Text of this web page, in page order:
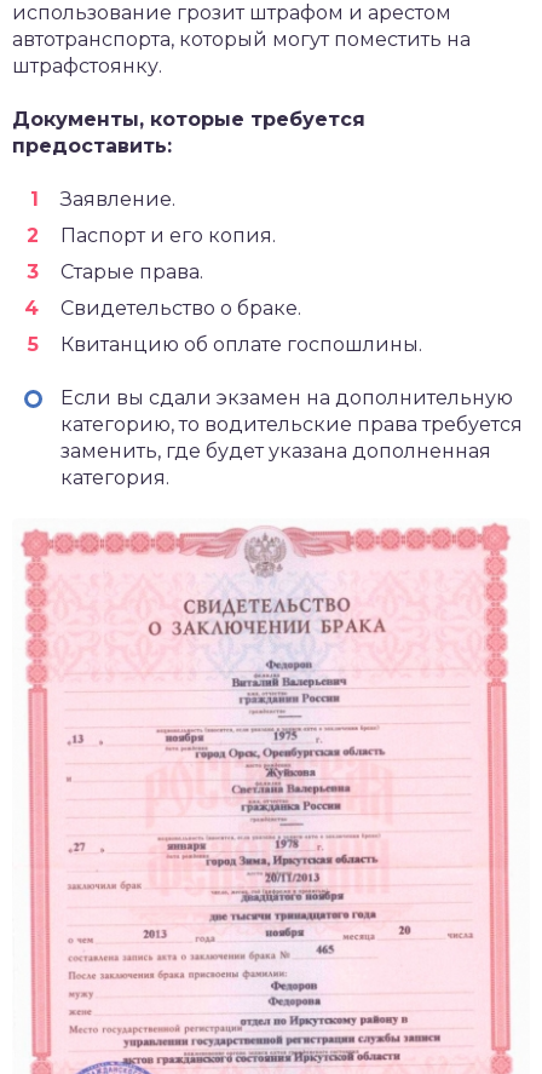
использование грозит штрафом и арестом
автотранспорта, который могут поместить на
штрафстоянку.
Документы, которые требуется
предоставить:
Заявление.
Паспорт и его копия.
Старые права.
Свидетельство о браке.
Квитанцию об оплате госпошлины.
Если вы сдали экзамен на дополнительную
категорию, то водительские права требуется
заменить, где будет указана дополненная
категория.